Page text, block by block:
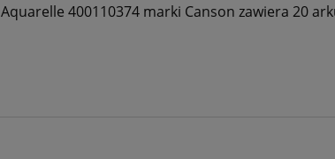
Aquarelle 400110374 marki Canson zawiera 20